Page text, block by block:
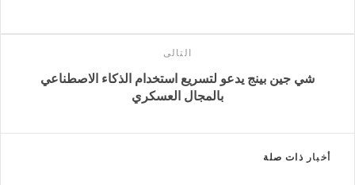
التالى
شي جين بينج يدعو لتسريع استخدام الذكاء الاصطناعي
بالمجال العسكري
أخبار ذات صلة